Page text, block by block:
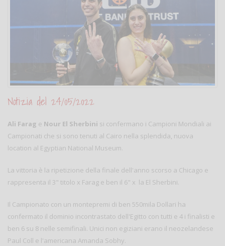
Notizia del 24/05/2022
Ali Farag e Nour El Sherbini si confermano i Campioni Mondiali ai
Campionati che si sono tenuti al Cairo nella splendida, nuova
location al Egyptian National Museum.
La vittoria è la ripetizione della finale dell'anno scorso a Chicago e
rappresenta il 3" titolo x Farag e ben il 6" x la El Sherbini.
Il Campionato con un montepremi di ben 550mila Dollari ha
confermato il dominio incontrastato dell'Egitto con tutti e 4 i finalisti e
ben 6 su 8 nelle semifinali. Unici non egiziani erano il neozelandese
Paul Coll e l'americana Amanda Sobhy.